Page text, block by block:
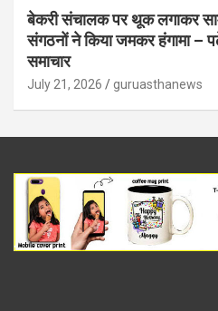
बेकरी संचालक पर थूक लगाकर
संगठनों ने किया जमकर हंगामा –
समाचार
July 21, 2026 guruasthanews